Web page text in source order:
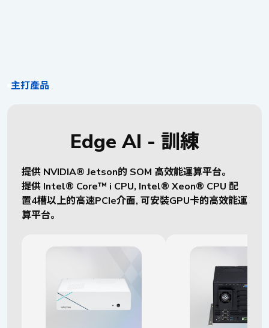
主打產品
Edge AI - 訓練
提供 NVIDIA® Jetson的 SOM 高效能運算平台。
提供 Intel® Core™ i CPU, Intel® Xeon® CPU 配
置4槽以上的高速PCIe介面, 可安裝GPU卡的高效能運
算平台。